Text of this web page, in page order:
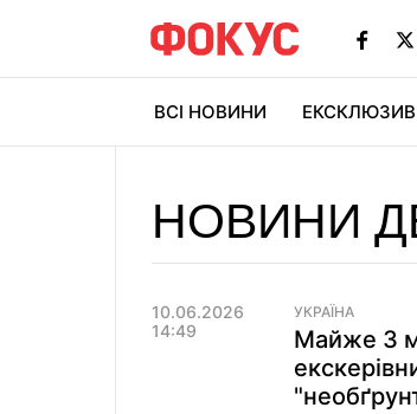
ВСІ НОВИНИ
НОВИНИ
10.06.2026
14:49
УКРАЇНА
Майже 3